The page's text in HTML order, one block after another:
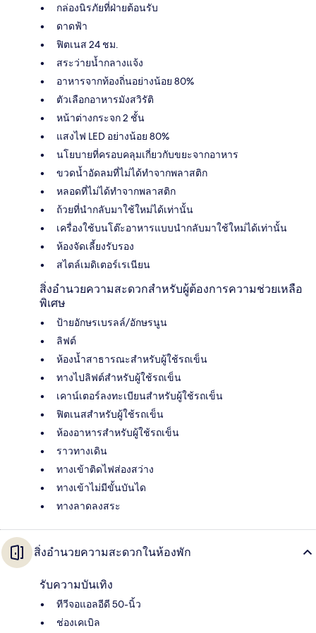
กล่องนิรภัยที่ฝ่ายต้อนรับ
ดาดฟ้า
ฟิตเนส 24 ชม.
สระว่ายน้ำกลางแจ้ง
อาหารจากท้องถิ่นอย่างน้อย 80%
ตัวเลือกอาหารมังสวิรัติ
หน้าต่างกระจก 2 ชั้น
แสงไฟ LED อย่างน้อย 80%
นโยบายที่ครอบคลุมเกี่ยวกับขยะจากอาหาร
ขวดน้ำอัดลมที่ไม่ได้ทำจากพลาสติก
หลอดที่ไม่ได้ทำจากพลาสติก
ถ้วยที่นำกลับมาใช้ใหม่ได้เท่านั้น
เครื่องใช้บนโต๊ะอาหารแบบนำกลับมาใช้ใหม่ได้เท่านั้น
ห้องจัดเลี้ยงรับรอง
สไตล์เมดิเตอร์เรเนียน
สิ่งอำนวยความสะดวกสำหรับผู้ต้องการความช่วยเหลือ
พิเศษ
ป้ายอักษรเบรลล์/อักษรนูน
ลิฟต์
ห้องน้ำสาธารณะสำหรับผู้ใช้รถเข็น
ทางไปลิฟต์สำหรับผู้ใช้รถเข็น
เคาน์เตอร์ลงทะเบียนสำหรับผู้ใช้รถเข็น
ฟิตเนสสำหรับผู้ใช้รถเข็น
ห้องอาหารสำหรับผู้ใช้รถเข็น
ราวทางเดิน
ทางเข้าติดไฟส่องสว่าง
ทางเข้าไม่มีขั้นบันได
ทางลาดลงสระ
สิ่งอำนวยความสะดวกในห้องพัก
รับความบันเทิง
ทีวีจอแอลอีดี 50-นิ้ว
ช่องเคเบิล